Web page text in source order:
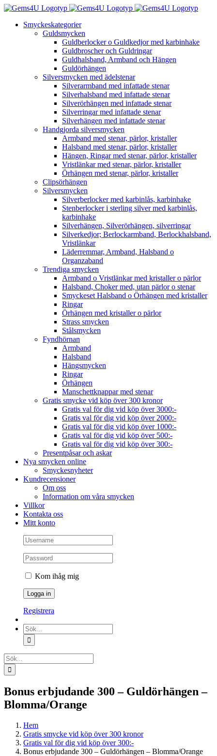
Fortsätt
innehålletSmyckeskategorier
Guldsmycken
Guldberlocker o Guldkedjor med karbinhake
Guldbroscher och Guldringar
Guldhalsband, Armband och Hängen
Guldörhängen
Silversmycken med ädelstenar
Silverarmband med infattade stenar
Silverhalsband med infattade stenar
Silverörhängen med infattade stenar
Silverringar med infattade stenar
Silverhängen med infattade stenar
Handgjorda silversmycken
Armband med stenar, pärlor, kristaller
Halsband med stenar, pärlor, kristaller
Hängen, Ringar med stenar, pärlor, kristaller
Vristlänkar med stenar, pärlor, kristaller
Örhängen med stenar, pärlor, kristaller
Clipsörhängen
Silversmycken
Silverberlocker med karbinlås, karbinhake
Stenberlocker i sterling silver med karbinlås,
karbinhake
Silverhängen, Silverörhängen, silverringar
Silverkedjor; Berlockarmband, Berlockhalsband,
Vristlänkar
Läderremmar, Armband, Halsband o
Organzaband
Trendiga smycken
Armband o Vristlänkar med kristaller o pärlor
Halsband, Choker med, utan pärlor o stenar
Smyckeset Halsband o Örhängen med kristaller
Ringar
Örhängen med kristaller o pärlor
Strass smycken
Stålsmycken
Fyndhörnan
Armband
Halsband
Hängsmycken
Ringar
Örhängen
Manschettknappar med stenar
Gratis smycke vid köp över 300 kronor
Gratis val för dig vid köp över 3000:-
Gratis val för dig vid köp över 2000:-
Gratis val för dig vid köp över 1000:-
Gratis val för dig vid köp över 500:-
Gratis val för dig vid köp över 300:-
Presentpåsar och askar
Nya smycken online
Smyckesnyheter
Kundrecensioner
Om oss
Information om våra smycken
Villkor
Kontakta oss
Mitt konto
Kom ihåg mig
Registrera
Sök
efter:
Sök
efter:
Bonus erbjudande 300 – Guldörhängen –
Blomma/Orange
Hem
Gratis smycke vid köp över 300 kronor
Gratis val för dig vid köp över 300:-
Bonus erbjudande 300 – Guldörhängen – Blomma/Orange